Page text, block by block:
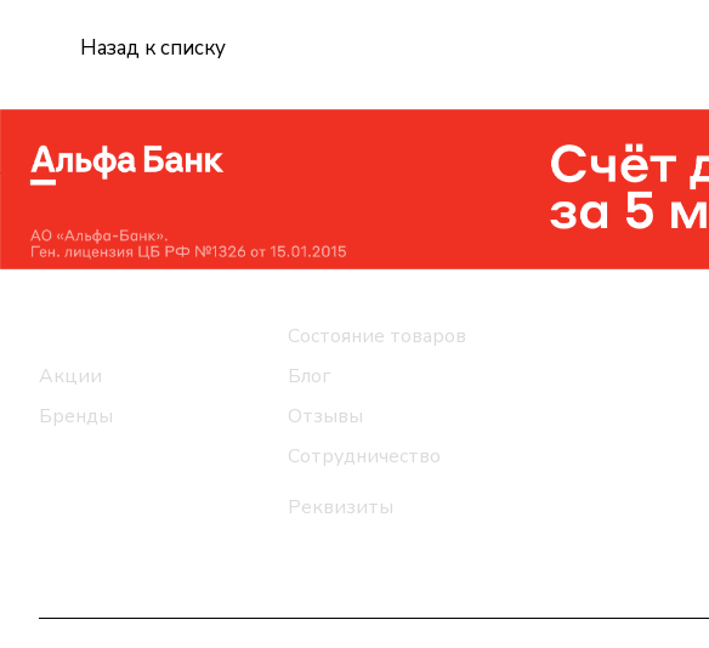
Назад к списку
Акции
Бренды
Состояние товаров
Блог
Отзывы
Сотрудничество
Реквизиты